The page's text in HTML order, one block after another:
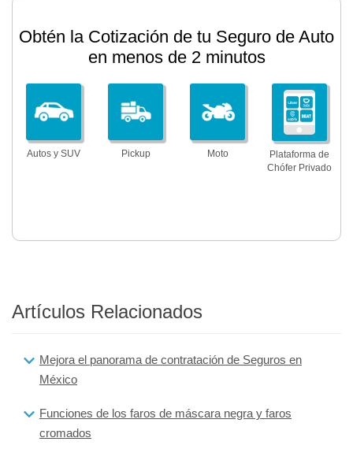
Obtén la Cotización de tu Seguro de Auto
en menos de 2 minutos
Autos y SUV Pickup Moto
Plataforma de
Chófer Privado
Artículos Relacionados
Mejora el panorama de contratación de Seguros en
México
Funciones de los faros de máscara negra y faros
cromados